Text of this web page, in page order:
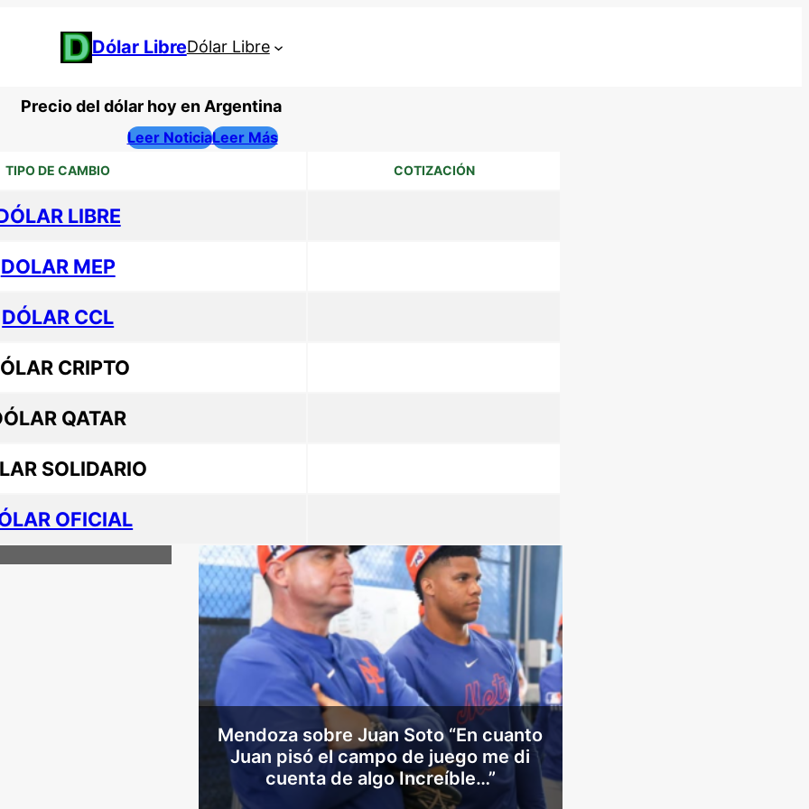
Dólar LibreDólar Libre
Precio del dólar hoy en Argentina
Leer NoticiaLeer Más
TIPO DE CAMBIO COTIZACIÓN
LIBRE
DOLAR MEP
DÓLAR CCL
CRIPTO
QATAR
SOLIDARIO
OFICIAL
dueño de New
Home Run de
Mendoza sobre Juan Soto “En cuanto
Juan pisó el campo de juego me di
cuenta de algo Increíble…”